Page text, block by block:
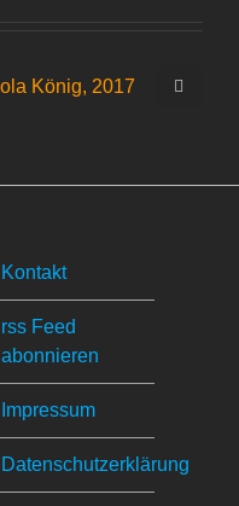
Kontakt
rss Feed
abonnieren
Impressum
Datenschutzerklärung